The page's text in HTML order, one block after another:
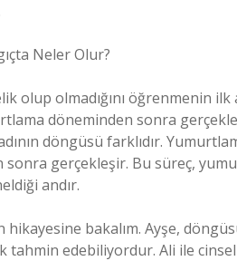
Neler Olur?
olup olmadığını öğrenmenin ilk
döneminden sonra
döngüsü farklıdır.
gerçekleşir. Bu süreç,
andır.
hikayesine bakalım. Ayşe,
tahmin edebiliyordur. Ali ile